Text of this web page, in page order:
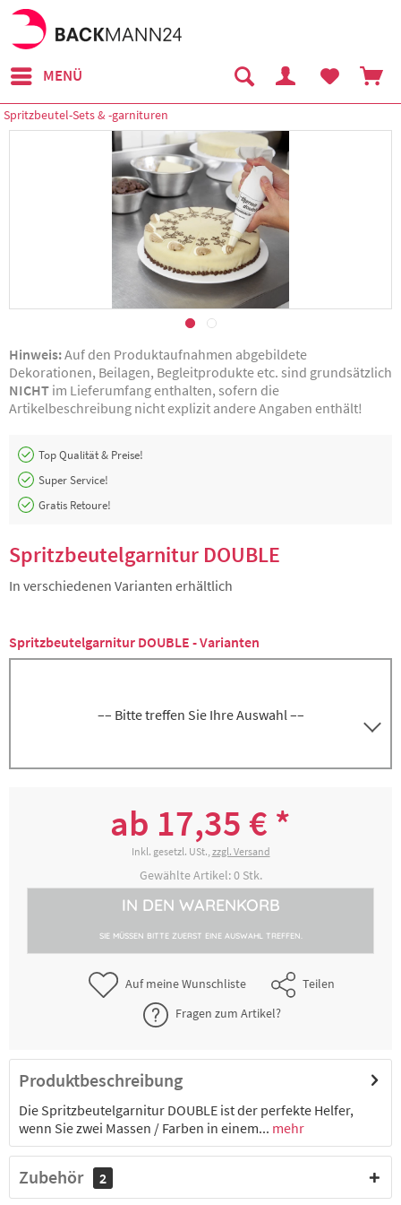
MENÜ
Spritzbeutel-Sets & -garnituren
Hinweis:Auf den Produktaufnahmen abgebildete
Dekorationen, Beilagen, Begleitprodukte etc. sind grundsätzlich
NICHT im Lieferumfang enthalten, sofern die
Artikelbeschreibung nicht explizit andere Angaben enthält!
Top Qualität & Preise!
Super Service!
Gratis Retoure!
Spritzbeutelgarnitur DOUBLE
In verschiedenen Varianten erhältlich
Spritzbeutelgarnitur DOUBLE - Varianten
–– Bitte treffen Sie Ihre Auswahl ––
ab 17,35 € *
Inkl. gesetzl. USt., zzgl. Versand
Gewählte Artikel:0Stk.
IN DEN WARENKORB
SIE MÜSSEN BITTE ZUERST EINE AUSWAHL TREFFEN.
Auf meine Wunschliste
Teilen
Fragen zum Artikel?
Produktbeschreibung
Die Spritzbeutelgarnitur DOUBLE ist der perfekte Helfer,
wenn Sie zwei Massen / Farben in einem... mehr
Zubehör 2